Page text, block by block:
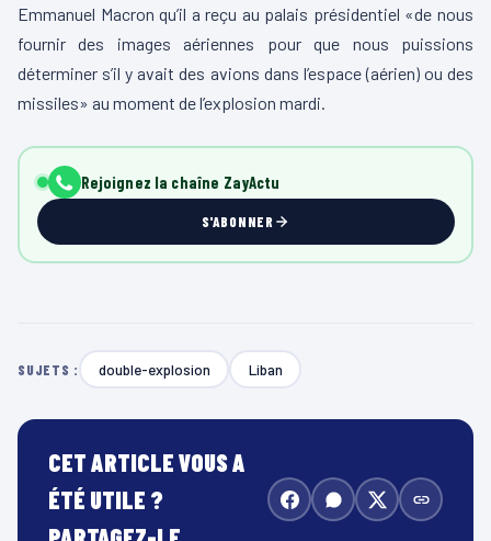
Emmanuel Macron qu’il a reçu au palais présidentiel «de nous
fournir des images aériennes pour que nous puissions
déterminer s’il y avait des avions dans l’espace (aérien) ou des
missiles» au moment de l’explosion mardi.
Rejoignez la chaîne ZayActu
S'ABONNER
SUJETS : double-explosion Liban
CET ARTICLE VOUS A
ÉTÉ UTILE ?